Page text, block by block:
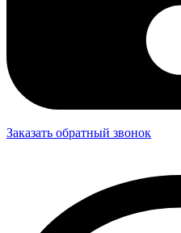
Заказать обратный звонок